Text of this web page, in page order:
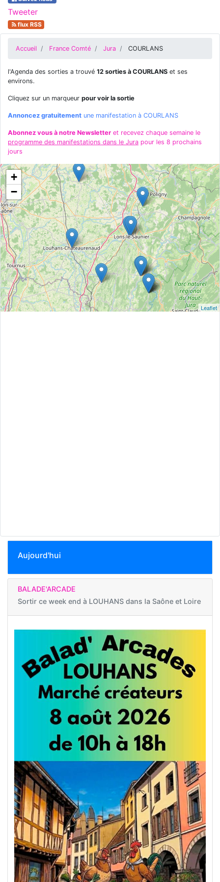
Tweeter
flux RSS
Accueil France Comté Jura COURLANS
l'Agenda des sorties a trouvé 12 sorties à COURLANS et ses
environs.
Cliquez sur un marqueur pour voir la sortie
Annoncez gratuitement une manifestation à COURLANS
Abonnez vous à notre Newsletter et recevez chaque semaine le
programme des manifestations dans le Jura pour les 8 prochains
jours
+
−
Leaflet
Aujourd'hui
BALADE'ARCADE
Sortir ce week end à LOUHANS dans la Saône et Loire